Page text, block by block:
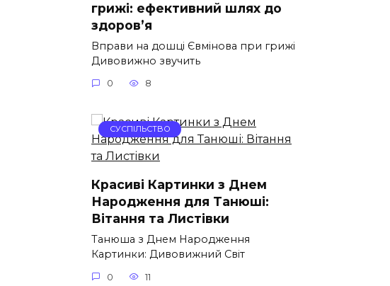
грижі: ефективний шлях до
здоров’я
Вправи на дошці Євмінова при грижі
Дивовижно звучить
0 8
СУСПІЛЬСТВО
Красиві Картинки з Днем
Народження для Танюші:
Вітання та Листівки
Танюша з Днем Народження
Картинки: Дивовижний Світ
0 11